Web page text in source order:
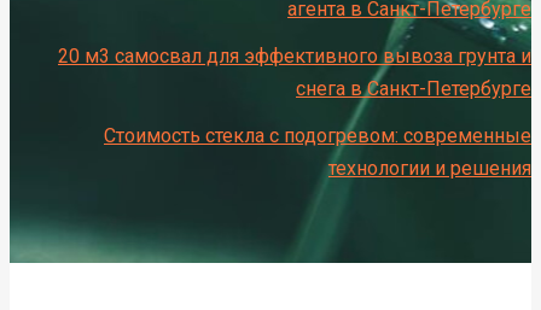
агента в Санкт-Петербурге
20 м3 самосвал для эффективного вывоза грунта и
снега в Санкт-Петербурге
Стоимость стекла с подогревом: современные
технологии и решения